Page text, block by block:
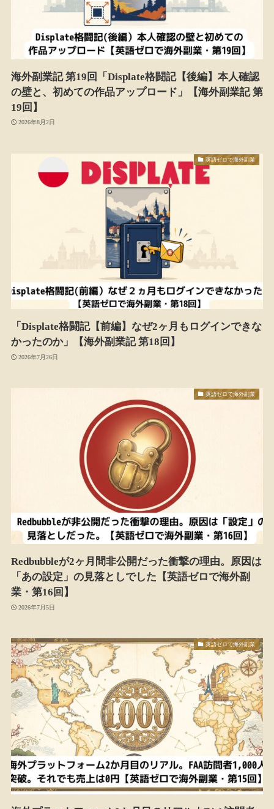
海外副業記 第19回「Displate格闘記【後編】本人確認
の壁と、初めての作品アップロード」【海外副業記 第
19回】
2026年8月2日
英語ゼロで海外副業
「Displate格闘記【前編】なぜ2ヶ月もログインできな
かったのか」【海外副業記 第18回】
2026年7月26日
英語ゼロで海外副業
Redbubbleが2ヶ月間非公開だった衝撃の理由。原因は
「あの設定」の見落としでした【英語ゼロで海外副
業・第16回】
2026年7月5日
英語ゼロで海外副業